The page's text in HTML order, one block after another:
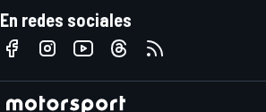
En redes sociales